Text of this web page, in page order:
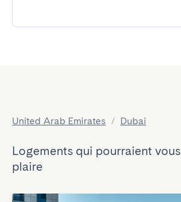
United Arab Emirates / Dubai
Logements qui pourraient vous
plaire